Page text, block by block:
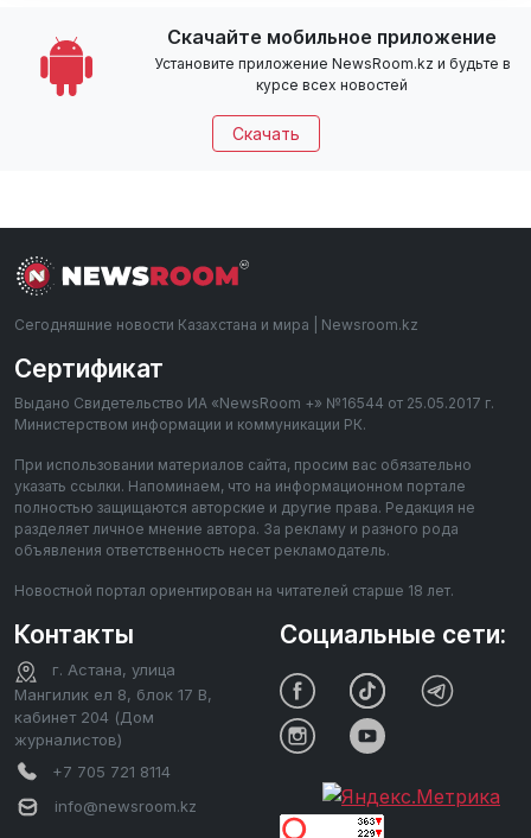
Скачайте мобильное приложение
Установите приложение NewsRoom.kz и будьте в
курсе всех новостей
Скачать
Сегодняшние новости Казахстана и мира | Newsroom.kz
Сертификат
Выдано Свидетельство ИА «NewsRoom +» №16544 от 25.05.2017 г.
Министерством информации и коммуникации РК.
При использовании материалов сайта, просим вас обязательно
указать ссылки. Напоминаем, что на информационном портале
полностью защищаются авторские и другие права. Редакция не
разделяет личное мнение автора. За рекламу и разного рода
объявления ответственность несет рекламодатель.
Новостной портал ориентирован на читателей старше 18 лет.
Контакты
г. Астана, улица
Мангилик ел 8, блок 17 В,
кабинет 204 (Дом
журналистов)
+7 705 721 8114
info@newsroom.kz
Социальные сети: